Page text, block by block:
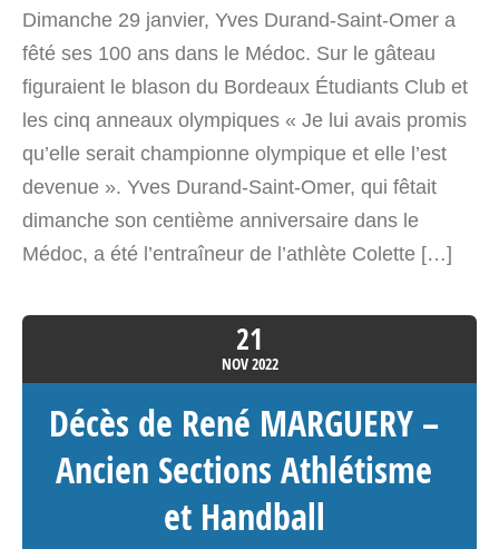
Dimanche 29 janvier, Yves Durand-Saint-Omer a
fêté ses 100 ans dans le Médoc. Sur le gâteau
figuraient le blason du Bordeaux Étudiants Club et
les cinq anneaux olympiques « Je lui avais promis
qu’elle serait championne olympique et elle l’est
devenue ». Yves Durand-Saint-Omer, qui fêtait
dimanche son centième anniversaire dans le
Médoc, a été l’entraîneur de l’athlète Colette […]
21
NOV2022
Décès de René MARGUERY –
Ancien Sections Athlétisme
et Handball